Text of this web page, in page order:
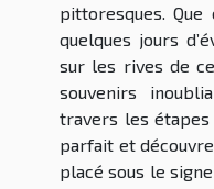
pittoresques.
quelques jours
sur les rives de
souvenirs
travers les
parfait et
placé sous le